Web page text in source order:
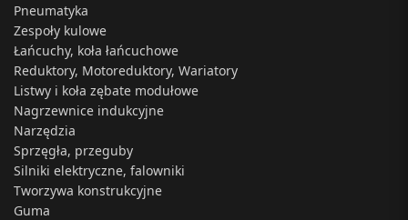
Pneumatyka
Zespoły kulowe
Łańcuchy, koła łańcuchowe
Reduktory, Motoreduktory, Wariatory
Listwy i koła zębate modułowe
Nagrzewnice indukcyjne
Narzędzia
Sprzęgła, przeguby
Silniki elektryczne, falowniki
Tworzywa konstrukcyjne
Guma